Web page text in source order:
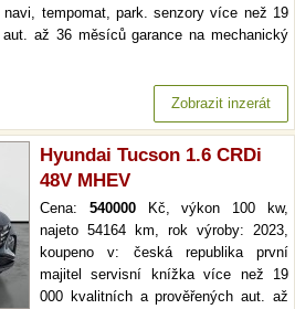
tempomat, park. senzory více než 19
až 36 měsíců garance na mechanický
Zobrazit inzerát
Hyundai Tucson 1.6 CRDi
48V MHEV
Cena: 540000Kč, výkon 100 kw,
najeto 54164 km, rok výroby: 2023,
koupeno v: česká republika první
majitel servisní knížka více než 19
000 kvalitních a prověřených aut. až